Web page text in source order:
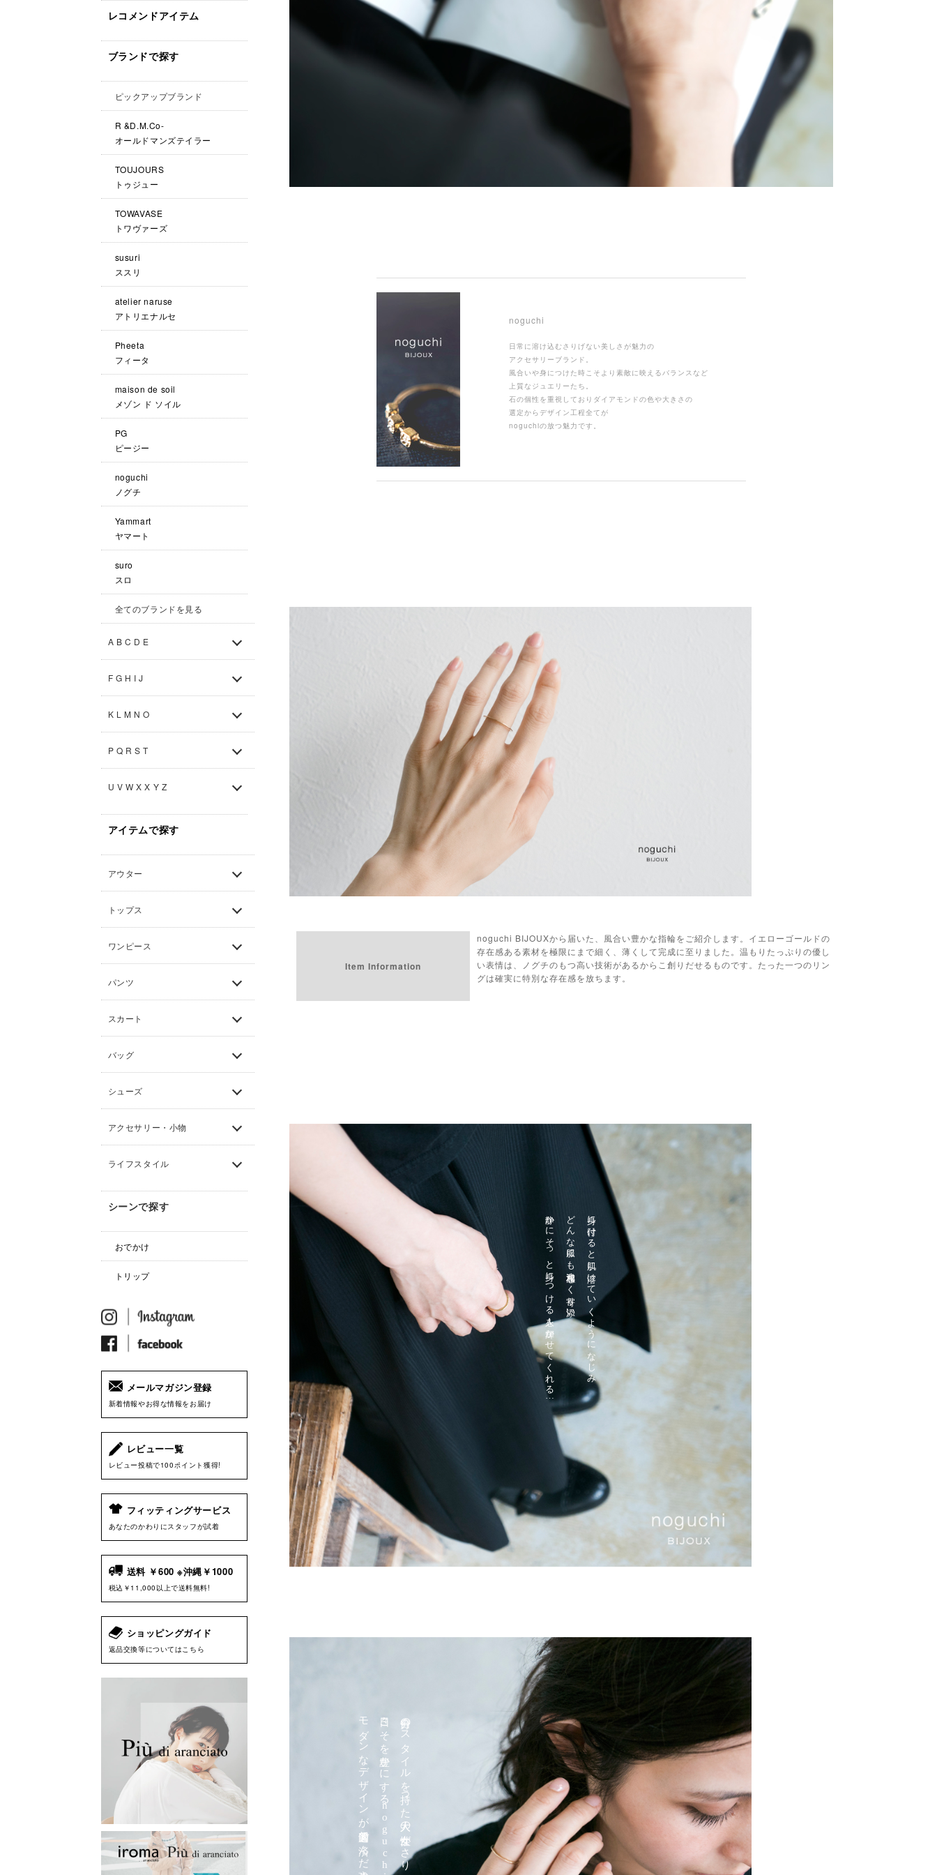
レコメンドアイテム
ブランドで探す
ピックアップブランド
R &D.M.Co-
オールドマンズテイラー
TOUJOURS
トゥジュー
TOWAVASE
トワヴァーズ
susuri
ススリ
atelier naruse
アトリエナルセ
Pheeta
フィータ
maison de soil
メゾン ド ソイル
PG
ピージー
noguchi
ノグチ
Yammart
ヤマート
suro
スロ
全てのブランドを見る
A B C D E
F G H I J
K L M N O
P Q R S T
U V W X X Y Z
アイテムで探す
アウター
トップス
ワンピース
パンツ
スカート
バッグ
シューズ
アクセサリー・小物
ライフスタイル
シーンで探す
おでかけ
トリップ
メールマガジン登録
新着情報やお得な情報をお届け
レビュー一覧
レビュー投稿で100ポイント獲得!
フィッティングサービス
あなたのかわりにスタッフが試着
送料 ￥600 ※沖縄￥1000
税込￥11,000以上で送料無料!
ショッピングガイド
返品交換等についてはこちら
noguchi
日常に溶け込むさりげない美しさが魅力の
アクセサリーブランド。
風合いや身につけた時こそより素敵に映えるバランスなど
上質なジュエリーたち。
石の個性を重視しておりダイアモンドの色や大きさの
選定からデザイン工程全てが
noguchiの放つ魅力です。
Item Information
noguchi BIJOUXから届いた、風合い豊かな指輪をご紹介します。イエローゴールドの
存在感ある素材を極限にまで細く、薄くして完成に至りました。温もりたっぷりの優し
い表情は、ノグチのもつ高い技術があるからこ創りだせるものです。たった一つのリン
グは確実に特別な存在感を放ちます。
身に付けると肌に溶けていくようになじみ
どんな服にも違和感なく寄り添い、
静かにそっと身につける人を輝かせてくれる…
自分のスタイルを持った大人の女性がさりげなく本物を選ぶ、
モダンなデザインが普遍的で済んだ強さを持った大人の指輪。